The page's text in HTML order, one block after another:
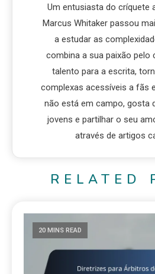
Um entusiasta do críquete
Marcus Whitaker passou
a estudar as
combina a sua paixão pelo
talento para a escrita,
complexas acessíveis a fãs
não está em campo, gosta
jovens e partilhar o seu
através de artigos
RELATED
20 MINS READ